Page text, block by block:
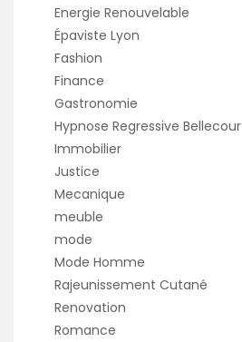
Energie Renouvelable
Épaviste Lyon
Fashion
Finance
Gastronomie
Hypnose Regressive Bellecour
Immobilier
Justice
Mecanique
meuble
mode
Mode Homme
Rajeunissement Cutané
Renovation
Romance